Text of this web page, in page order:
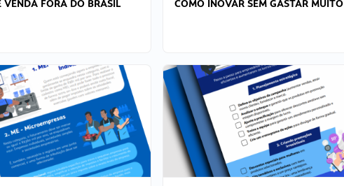
VENDA FORA DO BRASIL COMO INOVAR SEM GASTAR MUITO